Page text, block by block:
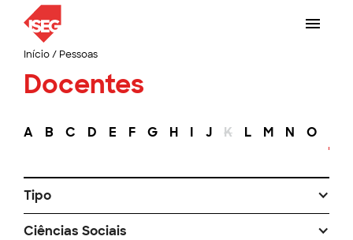
Início/ Pessoas
Docentes
A B C D E F G H I J K L M N O
Tipo
Ciências Sociais